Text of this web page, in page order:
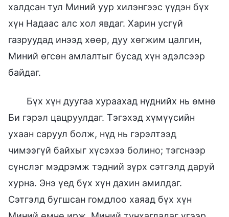
халдсан тул Миний уур хилэнгээс үүдэн бүх
хүн Надаас алс хол явдаг. Харин усгүй
газруудад инээд хөөр, дуу хөгжим цалгин,
Миний өгсөн амлалтыг бусад хүн эдэлсээр
байдаг.
Бүх хүн дуугаа хураахад нүднийх нь өмнө
Би гэрэл цацруулдаг. Тэгэхэд хүмүүсийн
ухаан саруул болж, нүд нь гэрэлтээд
чимээгүй байхыг хүсэхээ болино; тэгснээр
сүнслэг мэдрэмж тэдний зүрх сэтгэлд даруй
хурна. Энэ үед бүх хүн дахин амилдаг.
Сэтгэлд бугшсан гомдлоо хаяад бүх хүн